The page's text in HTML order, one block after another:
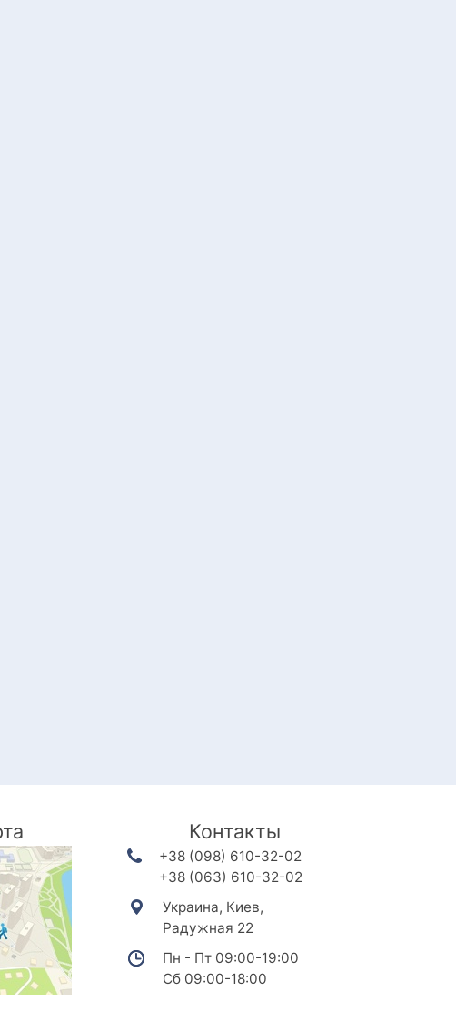
Контакты
+38 (098) 610-32-02
+38 (063) 610-32-02
Украина, Киев,
Радужная 22
Пн - Пт 09:00-19:00
Сб 09:00-18:00